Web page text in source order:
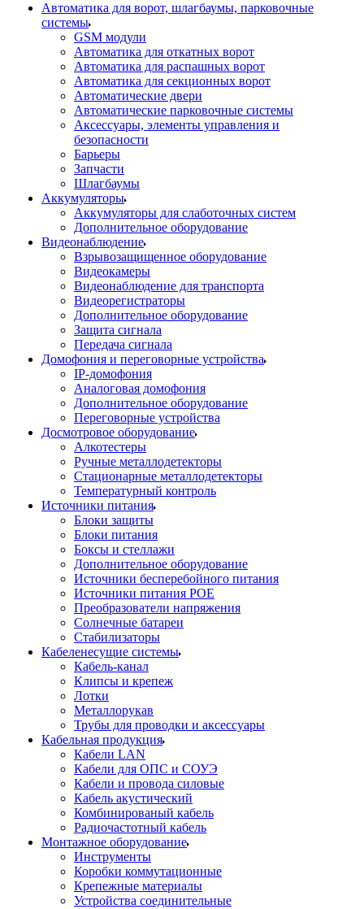
Автоматика для ворот, шлагбаумы, парковочные
системы
GSM модули
Автоматика для откатных ворот
Автоматика для распашных ворот
Автоматика для секционных ворот
Автоматические двери
Автоматические парковочные системы
Аксессуары, элементы управления и
безопасности
Барьеры
Запчасти
Шлагбаумы
Аккумуляторы
Аккумуляторы для слаботочных систем
Дополнительное оборудование
Видеонаблюдение
Взрывозащищенное оборудование
Видеокамеры
Видеонаблюдение для транспорта
Видеорегистраторы
Дополнительное оборудование
Защита сигнала
Передача сигнала
Домофония и переговорные устройства
IP-домофония
Аналоговая домофония
Дополнительное оборудование
Переговорные устройства
Досмотровое оборудование
Алкотестеры
Ручные металлодетекторы
Стационарные металлодетекторы
Температурный контроль
Источники питания
Блоки защиты
Блоки питания
Боксы и стеллажи
Дополнительное оборудование
Источники бесперебойного питания
Источники питания POE
Преобразователи напряжения
Солнечные батареи
Стабилизаторы
Кабеленесущие системы
Кабель-канал
Клипсы и крепеж
Лотки
Металлорукав
Трубы для проводки и аксессуары
Кабельная продукция
Кабели LAN
Кабели для ОПС и СОУЭ
Кабели и провода силовые
Кабель акустический
Комбинированый кабель
Радиочастотный кабель
Монтажное оборудование
Инструменты
Коробки коммутационные
Крепежные материалы
Устройства соединительные